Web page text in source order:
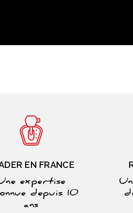
EN FRANCE
expertise
depuis 10
ans